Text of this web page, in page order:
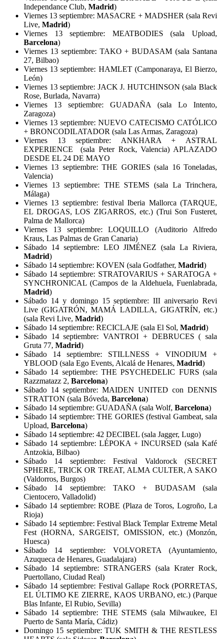
Independance Club, Madrid)
Viernes 13 septiembre: MASACRE + MADSHER (sala Revi
Live, Madrid)
Viernes 13 septiembre: MEATBODIES (sala Upload,
Barcelona)
Viernes 13 septiembre: TAKO + BUDASAM (sala Santana
27, Bilbao)
Viernes 13 septiembre: HAMLET (Camponaraya, El Bierzo,
León)
Viernes 13 septiembre: JACK J. HUTCHINSON (sala Black
Rose, Burlada, Navarra)
Viernes 13 septiembre: GUADAÑA (sala Lo Intento,
Zaragoza)
Viernes 13 septiembre: NUEVO CATECISMO CATÓLICO
+ BRONCODILATADOR (sala Las Armas, Zaragoza)
Viernes 13 septiembre: ANKHARA + ASTRAL
EXPERIENCE
(sala Peter Rock, Valencia) APLAZADO
DESDE EL 24 DE MAYO
Viernes 13 septiembre: THE GORIES (sala 16 Toneladas,
Valencia)
Viernes 13 septiembre: THE STEMS (sala La Trinchera,
Málaga)
Viernes 13 septiembre: festival Iberia Mallorca (TARQUE,
EL DROGAS, LOS ZIGARROS, etc.) (Trui Son Fusteret,
Palma de Mallorca)
Viernes 13 septiembre: LOQUILLO (Auditorio Alfredo
Kraus, Las Palmas de Gran Canaria)
Sábado 14 septiembre: LEO JIMÉNEZ (sala La Riviera,
Madrid)
Sábado 14 septiembre: KOVEN (sala Godfather, Madrid)
Sábado 14 septiembre: STRATOVARIUS + SARATOGA +
SYNCHRONICAL (Campos de la Aldehuela, Fuenlabrada,
Madrid)
Sábado 14 y domingo 15 septiembre: III aniversario Revi
Live (GIGATRÓN, MAMÁ LADILLA, GIGATRÍN, etc.)
(sala Revi Live, Madrid)
Sábado 14 septiembre: RECICLAJE (sala El Sol, Madrid)
Sábado 14 septiembre: VANTROI + DEBRUCES ( sala
Gruta 77, Madrid)
Sábado 14 septiembre: STILLNESS + VINODIUM +
YBLOOD (sala Ego Events, Alcalá de Henares, Madrid)
Sábado 14 septiembre: THE PSYCHEDELIC FURS (sala
Razzmatazz 2, Barcelona)
Sábado 14 septiembre: MAIDEN UNITED con DENNIS
STRATTON (sala Bóveda, Barcelona)
Sábado 14 septiembre: GUADAÑA (sala Wolf, Barcelona)
Sábado 14 septiembre: THE GORIES (festival Gambeat, sala
Upload, Barcelona)
Sábado 14 septiembre: 42 DECIBEL (sala Jagger, Lugo)
Sábado 14 septiembre: LÉPOKA + INCURSED (sala Kafé
Antzokia, Bilbao)
Sábado 14 septiembre: Festival Valdorock (SECRET
SPHERE, TRICK OR TREAT, ALMA CULTER, A SAKO
(Valdorros, Burgos)
Sábado 14 septiembre: TAKO + BUDASAM (sala
Cientocero, Valladolid)
Sábado 14 septiembre: ROBE (Plaza de Toros, Logroño, La
Rioja)
Sábado 14 septiembre: Festival Black Templar Extreme Metal
Fest (HORNA, SARGEIST, OMISSION, etc.) (Monzón,
Huesca)
Sábado 14 septiembre: VOLVORETA (Ayuntamiento,
Azuqueca de Henares, Guadalajara)
Sábado 14 septiembre: STRANGERS (sala Krater Rock,
Puertollano, Ciudad Real)
Sábado 14 septiembre: Festival Gallape Rock (PORRETAS,
EL ÚLTIMO KE ZIERRE, KAOS URBANO, etc.) (Parque
Blas Infante, El Rubio, Sevilla)
Sábado 14 septiembre: THE STEMS (sala Milwaukee, El
Puerto de Santa María, Cádiz)
Domingo 15 septiembre: TUK SMITH & THE RESTLESS